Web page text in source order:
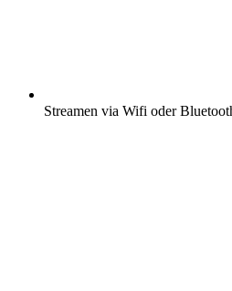
Streamen via Wifi oder